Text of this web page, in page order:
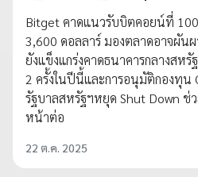
Bitget คาดแนวรับบิตคอยน์ที่
3,600 ดอลลาร์ มองตลาดอาจผัน
ยังแข็งแกร่งคาดธนาคารกลางสห
2 ครั้งในปีนี้และการอนุมัติกองทุน
รัฐบาลสหรัฐฯหยุด Shut Down
หน้าต่อ
22 ต.ค. 2025